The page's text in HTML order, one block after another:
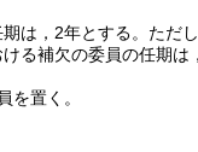
は，2年とする。 ただ
る補欠の委員の任期は
を置く。